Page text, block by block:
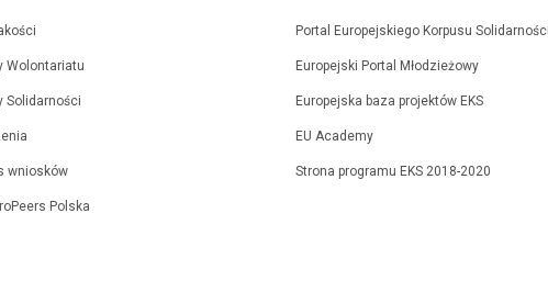
Wolontariatu
Solidarności
wniosków
Polska
Portal Europejskiego Korpusu Solidarności
Europejski Portal Młodzieżowy
Europejska baza projektów EKS
EU Academy
Strona programu EKS 2018-2020